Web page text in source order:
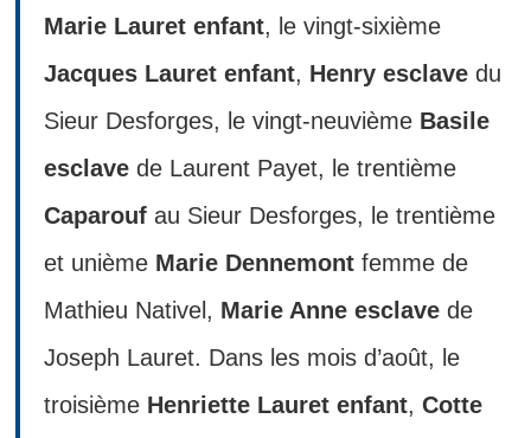
Marie Lauret enfant, le vingt-sixième
Jacques Lauret enfant, Henry esclavedu
Sieur Desforges, le vingt-neuvième Basile
esclavede Laurent Payet, le trentième
Caparoufau Sieur Desforges, le trentième
et unième Marie Dennemontfemme de
Mathieu Nativel, Marie Anne esclavede
Joseph Lauret. Dans les mois d’août, le
troisième Henriette Lauret enfant, Cotte